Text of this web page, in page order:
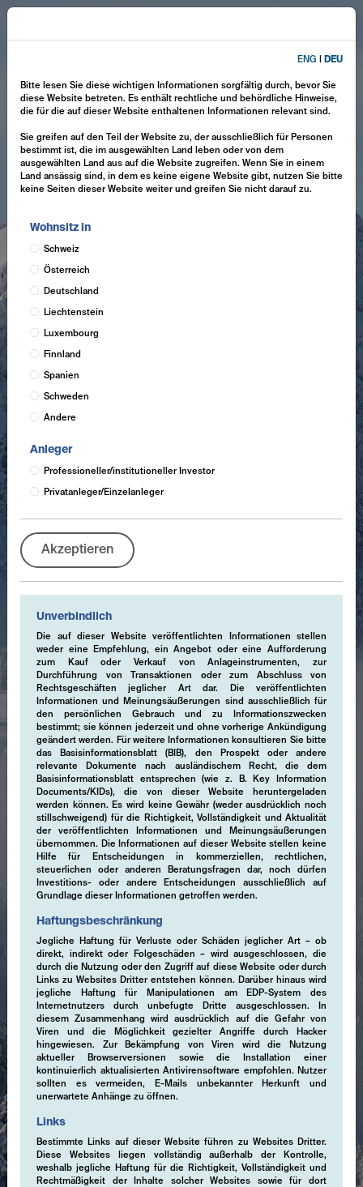
ENG DEU
Bitte lesen Sie diese wichtigen Informationen sorgfältig durch, bevor Sie
diese Website betreten. Es enthält rechtliche und behördliche Hinweise,
die für die auf dieser Website enthaltenen Informationen relevant sind.
Sie greifen auf den Teil der Website zu, der ausschließlich für Personen
bestimmt ist, die im ausgewählten Land leben oder von dem
ausgewählten Land aus auf die Website zugreifen. Wenn Sie in einem
Land ansässig sind, in dem es keine eigene Website gibt, nutzen Sie bitte
keine Seiten dieser Website weiter und greifen Sie nicht darauf zu.
Wohnsitz in
Schweiz
Österreich
Deutschland
Liechtenstein
Luxembourg
Finnland
Spanien
Schweden
Andere
Anleger
Professioneller/institutioneller Investor
Privatanleger/Einzelanleger
Akzeptieren
Unverbindlich
Die auf dieser Website veröffentlichten Informationen stellen
weder eine Empfehlung, ein Angebot oder eine Aufforderung
zum Kauf oder Verkauf von Anlageinstrumenten, zur
Durchführung von Transaktionen oder zum Abschluss von
Rechtsgeschäften jeglicher Art dar. Die veröffentlichten
Informationen und Meinungsäußerungen sind ausschließlich für
den persönlichen Gebrauch und zu Informationszwecken
bestimmt; sie können jederzeit und ohne vorherige Ankündigung
geändert werden. Für weitere Informationen konsultieren Sie bitte
das Basisinformationsblatt (BIB), den Prospekt oder andere
relevante Dokumente nach ausländischem Recht, die dem
Basisinformationsblatt entsprechen (wie z. B. Key Information
Documents/KIDs), die von dieser Website heruntergeladen
werden können. Es wird keine Gewähr (weder ausdrücklich noch
stillschweigend) für die Richtigkeit, Vollständigkeit und Aktualität
der veröffentlichten Informationen und Meinungsäußerungen
übernommen. Die Informationen auf dieser Website stellen keine
Hilfe für Entscheidungen in kommerziellen, rechtlichen,
steuerlichen oder anderen Beratungsfragen dar, noch dürfen
Investitions- oder andere Entscheidungen ausschließlich auf
Grundlage dieser Informationen getroffen werden.
Haftungsbeschränkung
Jegliche Haftung für Verluste oder Schäden jeglicher Art – ob
direkt, indirekt oder Folgeschäden – wird ausgeschlossen, die
durch die Nutzung oder den Zugriff auf diese Website oder durch
Links zu Websites Dritter entstehen können. Darüber hinaus wird
jegliche Haftung für Manipulationen am EDP-System des
Internetnutzers durch unbefugte Dritte ausgeschlossen. In
diesem Zusammenhang wird ausdrücklich auf die Gefahr von
Viren und die Möglichkeit gezielter Angriffe durch Hacker
hingewiesen. Zur Bekämpfung von Viren wird die Nutzung
aktueller Browserversionen sowie die Installation einer
kontinuierlich aktualisierten Antivirensoftware empfohlen. Nutzer
sollten es vermeiden, E-Mails unbekannter Herkunft und
unerwartete Anhänge zu öffnen.
Links
Bestimmte Links auf dieser Website führen zu Websites Dritter.
Diese Websites liegen vollständig außerhalb der Kontrolle,
weshalb jegliche Haftung für die Richtigkeit, Vollständigkeit und
Rechtmäßigkeit der Inhalte solcher Websites sowie für dort
Expertise